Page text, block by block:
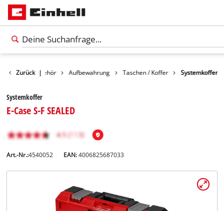
Zurück |
Zubehör Aufbewahrung Taschen / Koffer Systemkoffer
Systemkoffer
E-Case S-F SEALED
Art.-Nr.:4540052 EAN:4006825687033